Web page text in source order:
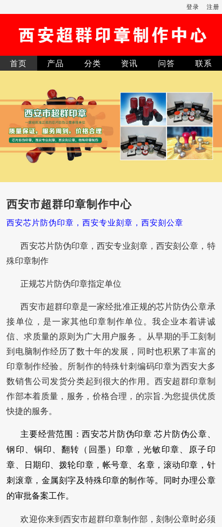
登录 注册
首页 产品 分类 资讯 问答 联系
西安市超群印章制作中心
西安芯片防伪印章，西安专业刻章，西安刻公章
西安芯片防伪印章，西安专业刻章，西安刻公章，特
殊印章制作
正规芯片防伪印章指定单位
西安市超群印章是一家经批准正规的芯片防伪公章承
接单位，是一家其他印章制作单位。我企业本着讲诚
信、求质量的原则为广大用户服务 。从早期的手工刻制
到电脑制作经历了数十年的发展，同时也积累了丰富的
印章制作经验。所制作的特殊针刺编码印章为西安大多
数销售公司发货分类起到很大的作用。西安超群印章制
作部本着质量，服务，价格合理，的宗旨.为您提供优质
快捷的服务。
主要经营范围：西安芯片防伪印章 芯片防伪公章、
钢印、铜印、翻转（回墨）印章，光敏印章、原子印
章、日期印、拨轮印章，帐号章、名章，滚动印章，针
刺滚章，金属刻字及特殊印章的制作等。同时办理公章
的审批备案工作。
欢迎你来到西安市超群印章制作部，刻制公章时必须